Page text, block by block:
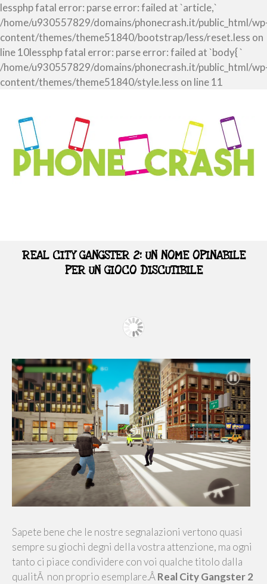
lessphp fatal error: parse error: failed at `article,`
/home/u930557829/domains/phonecrash.it/public_html/
content/themes/theme51840/bootstrap/less/reset.less on
line 10lessphp fatal error: parse error: failed at `body{ `
/home/u930557829/domains/phonecrash.it/public_html/
content/themes/theme51840/style.less on line 11
REAL CITY GANGSTER 2: UN NOME OPINABILE
PER UN GIOCO DISCUTIBILE
Sapete bene che le nostre segnalazioni vertono quasi
sempre su giochi degni della vostra attenzione, ma ogni
tanto ci piace condividere con voi qualche titolo dalla
qualitÃ non proprio esemplare.ÂReal City Gangster 2